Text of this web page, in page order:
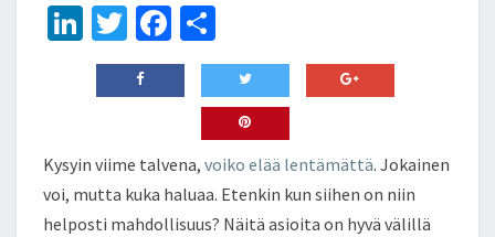
Li
n
ke
n
T
wi
tt
Fa
ce
b
o
k
h
ar
e
Kysyin viime talvena, voiko elää lentämättä. Jokainen
voi, mutta kuka haluaa. Etenkin kun siihen on niin
helposti mahdollisuus? Näitä asioita on hyvä välillä